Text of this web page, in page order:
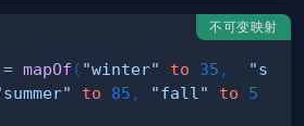
不可变映射
= mapOf ( "winter" to 35 ,
"s
to 85 , "fall" to
5